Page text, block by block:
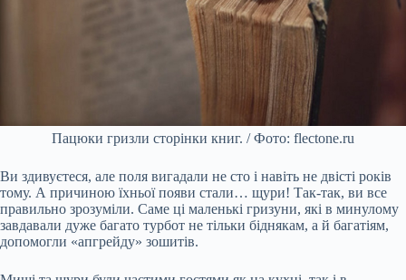
Пацюки гризли сторінки книг. / Фото: flectone.ru
Ви здивуєтеся, але поля вигадали не сто і навіть не двісті років
тому. А причиною їхньої появи стали… щури! Так-так, ви все
правильно зрозуміли. Саме ці маленькі гризуни, які в минулому
завдавали дуже багато турбот не тільки біднякам, а й багатіям,
допомогли «апгрейду» зошитів.